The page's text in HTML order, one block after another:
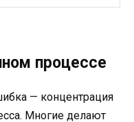
процессе
— концентрация
Многие делают